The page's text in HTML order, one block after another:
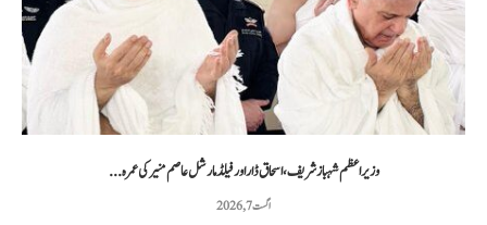
وزیراعظم شہباز شریف، اسحاق ڈار اور فیلڈ مارشل عاصم منیر کی عمرہ...
اگست 7, 2026